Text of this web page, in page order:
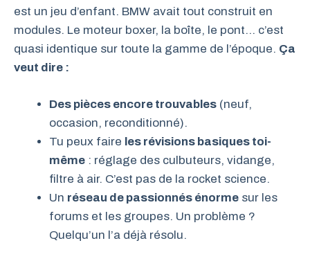
est un jeu d’enfant. BMW avait tout construit en
modules. Le moteur boxer, la boîte, le pont… c’est
quasi identique sur toute la gamme de l’époque. Ça
veut dire :
Des pièces encore trouvables (neuf,
occasion, reconditionné).
Tu peux faire les révisions basiques toi-
même : réglage des culbuteurs, vidange,
filtre à air. C’est pas de la rocket science.
Un réseau de passionnés énorme sur les
forums et les groupes. Un problème ?
Quelqu’un l’a déjà résolu.